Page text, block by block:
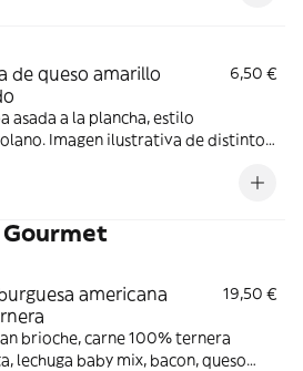
de queso amarillo
6,50 €
asada a la plancha, estilo
Imagen ilustrativa de distintos
americana
19,50 €
brioche, carne 100% ternera
lechuga baby mix, bacon, queso